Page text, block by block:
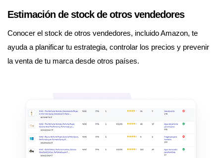
Estimación de stock de otros vendedores
Conocer el stock de otros vendedores, incluido Amazon, te
ayuda a planificar tu estrategia, controlar los precios y prevenir
la venta de tu marca desde otros países.